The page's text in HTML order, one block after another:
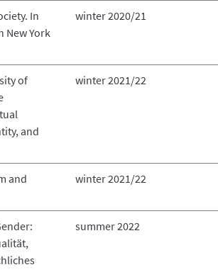
In
New York
winter 2020/21
of
and
winter 2021/22
and
winter 2021/22
summer 2022